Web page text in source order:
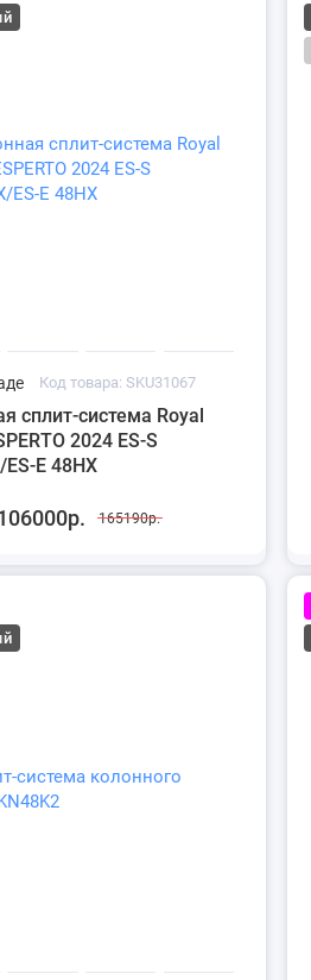
Код товара: SKU31067
сплит-система Royal
2024 ES-S
ES-E 48HX
165190р.